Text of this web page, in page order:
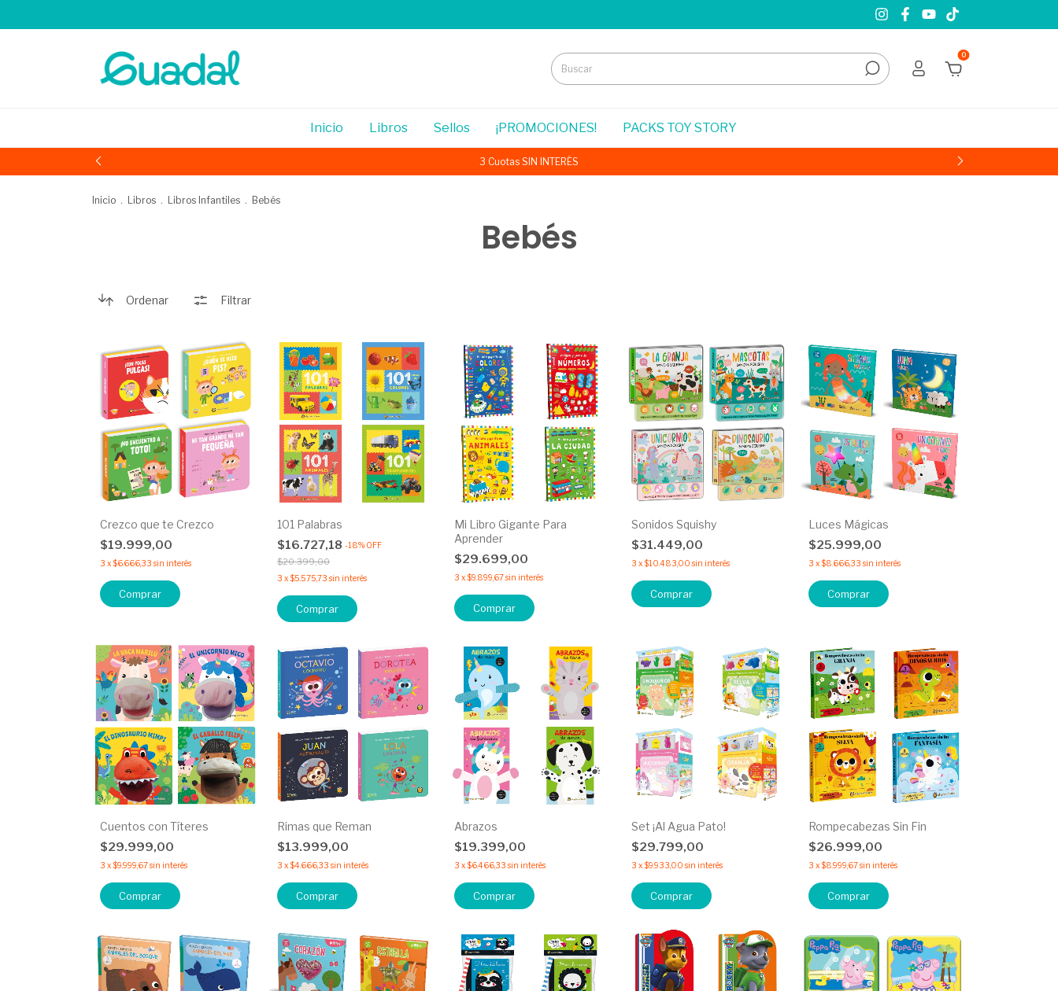
0
Inicio Libros Sellos ¡PROMOCIONES! PACKS TOY STORY
3 Cuotas SIN INTERÉS
Inicio . Libros . Libros Infantiles . Bebés
Bebés
Ordenar Filtrar
Crezco que te Crezco
$19.999,00
3 x$6.666,33 sin interés
Comprar
101 Palabras
$16.727,18 -18% OFF
$20.399,00
3 x$5.575,73 sin interés
Comprar
Mi Libro Gigante Para
Aprender
$29.699,00
3 x$9.899,67sin interés
Comprar
Sonidos Squishy
$31.449,00
3 x$10.483,00 sin interés
Comprar
Luces Mágicas
$25.999,00
3 x$8.666,33 sin interés
Comprar
Cuentos con Títeres
$29.999,00
3 x$9.999,67sin interés
Comprar
Rimas que Reman
$13.999,00
3 x$4.666,33 sin interés
Comprar
Abrazos
$19.399,00
3 x$6.466,33 sin interés
Comprar
Set ¡Al Agua Pato!
$29.799,00
3 x$9.933,00 sin interés
Comprar
Rompecabezas Sin Fin
$26.999,00
3 x$8.999,67sin interés
Comprar